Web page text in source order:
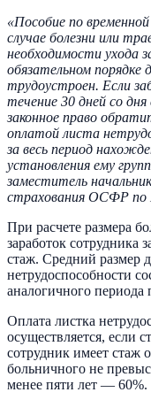
«Пособие по
случае болезни или
необходимости ухода
обязательном
трудоустроен. Если
течение 30 дней со
законное право
оплатой листа
за весь период
установления ему
заместитель
страхования ОСФР
При расчете размера
заработок сотрудника
стаж. Средний размер
нетрудоспособности
аналогичного периода
Оплата листка
осуществляется, если
сотрудник имеет стаж
больничного не
менее пяти лет — 60%.